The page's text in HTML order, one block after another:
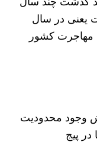
سن داشت یعنی در سال
مهاجرت کشور
وجود محدودیت
در پیج